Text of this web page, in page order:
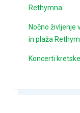
Rethymna
Nočno življenje
in plaža
Koncerti